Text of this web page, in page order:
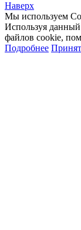
Наверх
Мы используем
Используя данный
файлов cookie,
Подробнее